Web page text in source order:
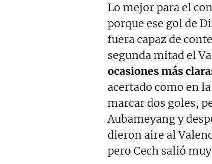
Lo mejor para el
porque ese gol de
fuera capaz de
segunda mitad el
ocasiones más
acertado como en
marcar dos goles,
Aubameyang y
dieron aire al
pero Cech salió